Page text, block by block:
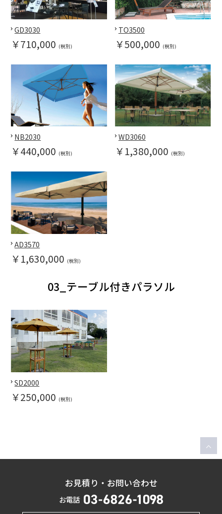
GD3030
￥710,000 (税別)
TO3500
￥500,000 (税別)
NB2030
￥440,000 (税別)
WD3060
￥1,380,000 (税別)
AD3570
￥1,630,000 (税別)
03_テーブル付きパラソル
SD2000
￥250,000 (税別)
お見積り・お問い合わせ
お電話